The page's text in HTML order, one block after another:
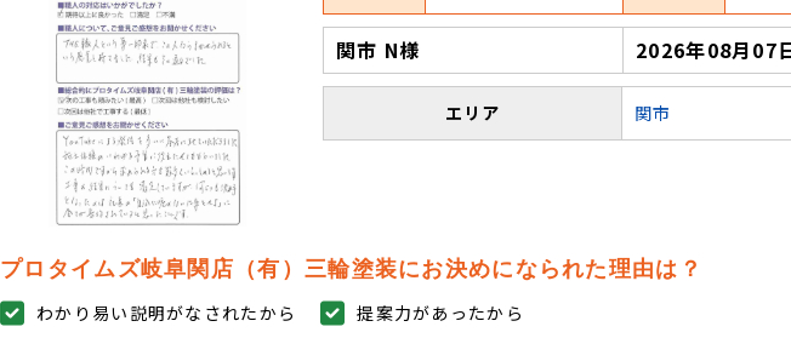
関市 N様 2026年08月07
エリア 関市
プロタイムズ岐阜関店（有）三輪塗装にお決めになられた理由は？
わかり易い説明がなされたから
提案力があったから